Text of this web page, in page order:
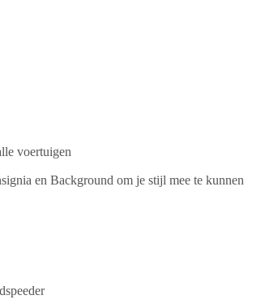
voertuigen
en Background om je stijl mee te kunnen